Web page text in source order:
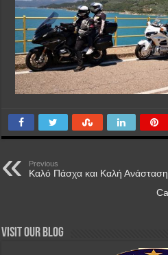
Previous
Καλό Πάσχα και Καλή Ανάσταση
Visit our Blog